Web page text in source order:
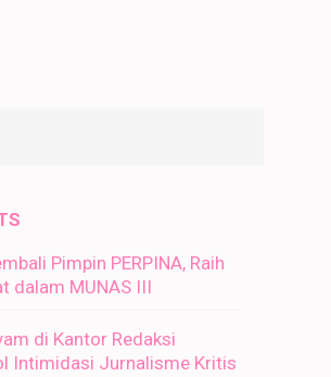
Pimpin PERPINA, Raih
dalam MUNAS III
di Kantor Redaksi
Intimidasi Jurnalisme Kritis